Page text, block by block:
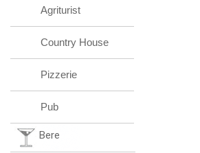
Agriturist
Country House
Pizzerie
Pub
Bere